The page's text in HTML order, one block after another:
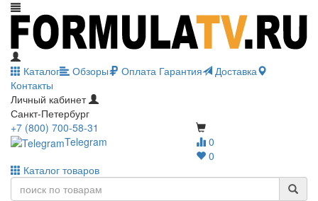
Каталог Обзоры Оплата Гарантия
Доставка
Контакты
Личный кабинет
Санкт-Петербург
0
0
+7 (800) 700-58-31
Telegram
Каталог товаров